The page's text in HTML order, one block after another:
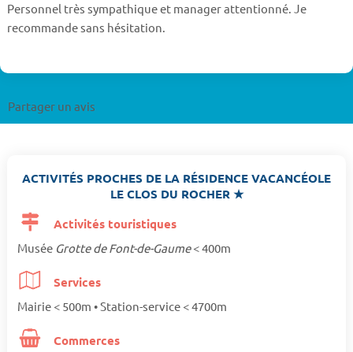
Personnel très sympathique et manager attentionné. Je
recommande sans hésitation.
Partager un avis
ACTIVITÉS PROCHES DE LA RÉSIDENCE VACANCÉOLE
LE CLOS DU ROCHER ★
Activités touristiques
Musée Grotte de Font-de-Gaume< 400m
Services
Mairie < 500m • Station-service < 4700m
Commerces